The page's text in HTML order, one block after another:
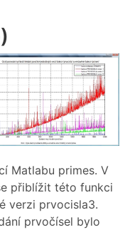
Matlabu primes. V
přiblížit této funkci
verzi prvocisla3.
prvočísel bylo